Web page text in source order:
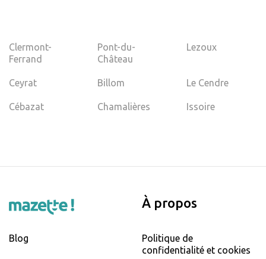
Clermont-
Ferrand
Pont-du-
Château
Lezoux
Ceyrat Billom Le Cendre
Cébazat Chamalières Issoire
Blog
À propos
Politique de
confidentialité et cookies